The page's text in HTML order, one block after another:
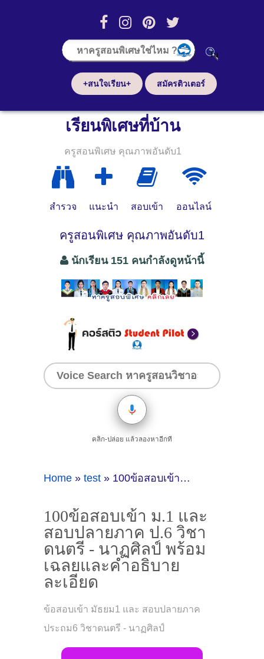
+สนใจเรียน+ สมัครติวเตอร์
เรียนพิเศษที่บ้าน
ครูสอนพิเศษ คุณภาพอันดับ1
สำรวจ แนะนำ สอบเข้า ออนไลน์
ครูสอนพิเศษ คุณภาพอันดับ1
นักเรียน 151 คนกำลังดูหน้านี้
คลิก-ปล่อย แล้วลองหาอีกที
Home » test » 100ข้อสอบเข้า ม.1 และสอบปลายภาค ป.6 วิชาดนตรี - นาฏศิลป์ พร้อมเฉลยและคำอธิบายละเอียด
100ข้อสอบเข้า ม.1 และ
สอบปลายภาค ป.6 วิชา
ดนตรี - นาฏศิลป์ พร้อม
เฉลยและคำอธิบาย
ละเอียด
ข้อสอบเข้า มัธยม1 และ สอบปลายภาค
ประถม6 วิชาดนตรี - นาฏศิลป์